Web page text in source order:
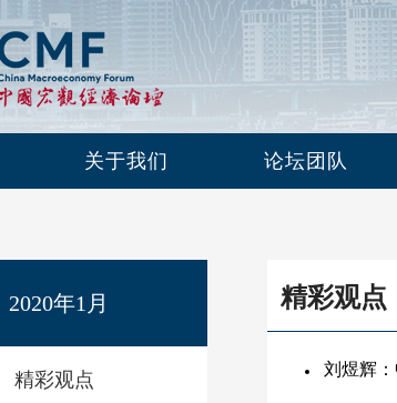
关于我们 论坛团队
2020年1月
精彩观点
精彩观点
刘煜辉